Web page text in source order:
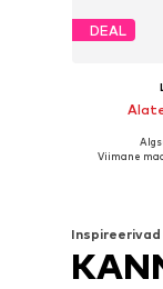
DEAL
Saadaval
Viimane